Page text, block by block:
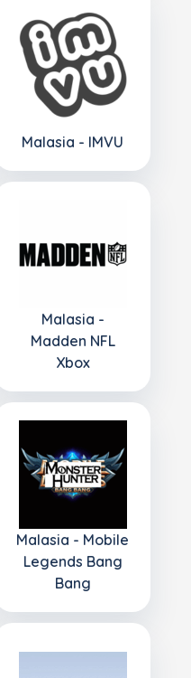
Malasia - IMVU
Malasia -
Madden NFL
Xbox
Malasia - Mobile
Legends Bang
Bang